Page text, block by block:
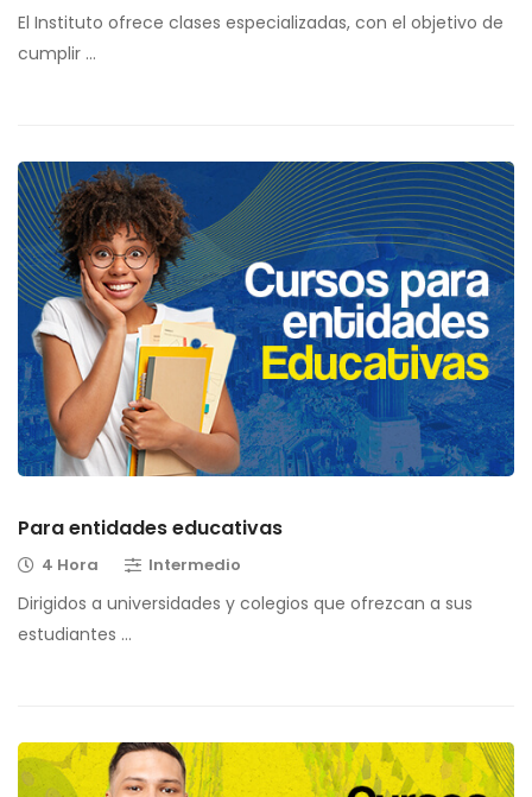
El Instituto ofrece clases especializadas, con el objetivo de
cumplir …
Para entidades educativas
4 Hora Intermedio
Dirigidos a universidades y colegios que ofrezcan a sus
estudiantes …